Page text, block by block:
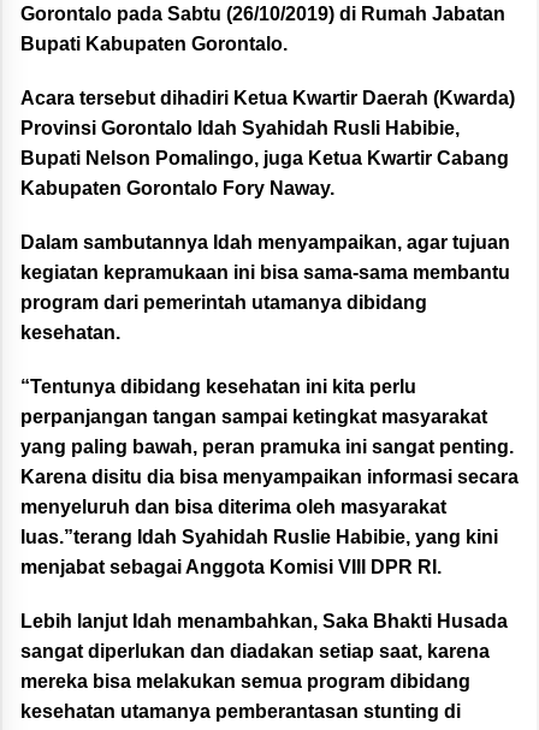
Gorontalo pada Sabtu (26/10/2019) di Rumah Jabatan
Bupati Kabupaten Gorontalo.
Acara tersebut dihadiri Ketua Kwartir Daerah (Kwarda)
Provinsi Gorontalo Idah Syahidah Rusli Habibie,
Bupati Nelson Pomalingo, juga Ketua Kwartir Cabang
Kabupaten Gorontalo Fory Naway.
Dalam sambutannya Idah menyampaikan, agar tujuan
kegiatan kepramukaan ini bisa sama-sama membantu
program dari pemerintah utamanya dibidang
kesehatan.
“Tentunya dibidang kesehatan ini kita perlu
perpanjangan tangan sampai ketingkat masyarakat
yang paling bawah, peran pramuka ini sangat penting.
Karena disitu dia bisa menyampaikan informasi secara
menyeluruh dan bisa diterima oleh masyarakat
luas.”terang Idah Syahidah Ruslie Habibie, yang kini
menjabat sebagai Anggota Komisi VIII DPR RI.
Lebih lanjut Idah menambahkan, Saka Bhakti Husada
sangat diperlukan dan diadakan setiap saat, karena
mereka bisa melakukan semua program dibidang
kesehatan utamanya pemberantasan stunting di